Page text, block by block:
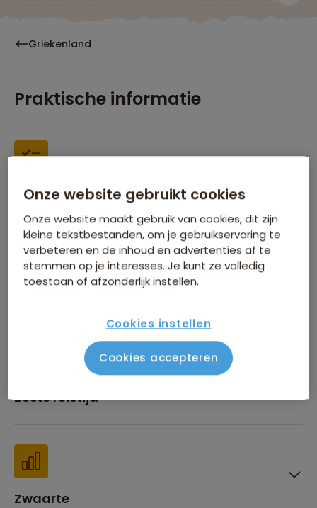
Griekenland
Praktische informatie
Inbegrepen in de reissom
Beste reistijd
Zwaarte
Onze website gebruikt cookies
Onze website maakt gebruik van cookies, dit zijn
kleine tekstbestanden, om je gebruikservaring te
verbeteren en de inhoud en advertenties af te
stemmen op je interesses. Je kunt ze volledig
toestaan of afzonderlijk instellen.
Cookies instellen
Cookies accepteren